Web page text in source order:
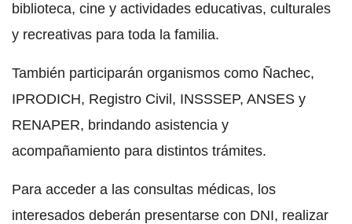
biblioteca, cine y actividades educativas, culturales
y recreativas para toda la familia.
También participarán organismos como Ñachec,
IPRODICH, Registro Civil, INSSSEP, ANSES y
RENAPER, brindando asistencia y
acompañamiento para distintos trámites.
Para acceder a las consultas médicas, los
interesados deberán presentarse con DNI, realizar